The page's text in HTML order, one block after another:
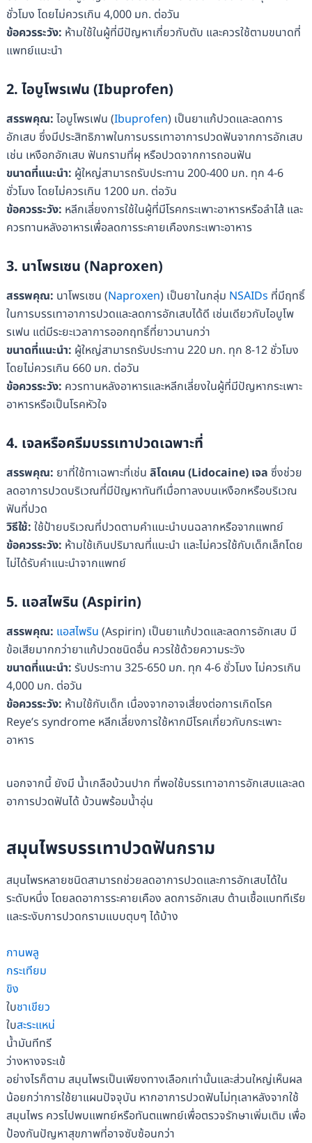
ชั่วโมง โดยไม่ควรเกิน 4,000 มก. ต่อวัน
ข้อควรระวัง: ห้ามใช้ในผู้ที่มีปัญหาเกี่ยวกับตับ และควรใช้ตามขนาดที่
แพทย์แนะนำ
2. ไอบูโพรเฟน (Ibuprofen)
สรรพคุณ: ไอบูโพรเฟน (Ibuprofen) เป็นยาแก้ปวดและลดการ
อักเสบ ซึ่งมีประสิทธิภาพในการบรรเทาอาการปวดฟันจากการอักเสบ
เช่น เหงือกอักเสบ ฟันกรามที่ผุ หรือปวดจากการถอนฟัน
ขนาดที่แนะนำ: ผู้ใหญ่สามารถรับประทาน 200-400 มก. ทุก 4-6
ชั่วโมง โดยไม่ควรเกิน 1200 มก. ต่อวัน
ข้อควรระวัง: หลีกเลี่ยงการใช้ในผู้ที่มีโรคกระเพาะอาหารหรือลำไส้ และ
ควรทานหลังอาหารเพื่อลดการระคายเคืองกระเพาะอาหาร
3. นาโพรเซน (Naproxen)
สรรพคุณ: นาโพรเซน (Naproxen) เป็นยาในกลุ่ม NSAIDs ที่มีฤทธิ์
ในการบรรเทาอาการปวดและลดการอักเสบได้ดี เช่นเดียวกับไอบูโพ
รเฟน แต่มีระยะเวลาการออกฤทธิ์ที่ยาวนานกว่า
ขนาดที่แนะนำ: ผู้ใหญ่สามารถรับประทาน 220 มก. ทุก 8-12 ชั่วโมง
โดยไม่ควรเกิน 660 มก. ต่อวัน
ข้อควรระวัง: ควรทานหลังอาหารและหลีกเลี่ยงในผู้ที่มีปัญหากระเพาะ
อาหารหรือเป็นโรคหัวใจ
4. เจลหรือครีมบรรเทาปวดเฉพาะที่
สรรพคุณ: ยาที่ใช้ทาเฉพาะที่เช่น ลิโดเคน (Lidocaine) เจล ซึ่งช่วย
ลดอาการปวดบริเวณที่มีปัญหาทันทีเมื่อทาลงบนเหงือกหรือบริเวณ
ฟันที่ปวด
วิธีใช้: ใช้ป้ายบริเวณที่ปวดตามคำแนะนำบนฉลากหรือจากแพทย์
ข้อควรระวัง: ห้ามใช้เกินปริมาณที่แนะนำ และไม่ควรใช้กับเด็กเล็กโดย
ไม่ได้รับคำแนะนำจากแพทย์
5. แอสไพริน (Aspirin)
สรรพคุณ: แอสไพริน (Aspirin) เป็นยาแก้ปวดและลดการอักเสบ มี
ข้อเสียมากกว่ายาแก้ปวดชนิดอื่น ควรใช้ด้วยความระวัง
ขนาดที่แนะนำ: รับประทาน 325-650 มก. ทุก 4-6 ชั่วโมง ไม่ควรเกิน
4,000 มก. ต่อวัน
ข้อควรระวัง: ห้ามใช้กับเด็ก เนื่องจากอาจเสี่ยงต่อการเกิดโรค
Reye’s syndrome หลีกเลี่ยงการใช้หากมีโรคเกี่ยวกับกระเพาะ
อาหาร
นอกจากนี้ ยังมี น้ำเกลือบ้วนปาก ที่พอใช้บรรเทาอาการอักเสบและลด
อาการปวดฟันได้ บ้วนพร้อมน้ำอุ่น
สมุนไพรบรรเทาปวดฟันกราม
สมุนไพรหลายชนิดสามารถช่วยลดอาการปวดและการอักเสบได้ใน
ระดับหนึ่ง โดยลดอาการระคายเคือง ลดการอักเสบ ต้านเชื้อแบททีเรีย
และระงับการปวดกรามแบบตุบๆ ได้บ้าง
กานพลู
กระเทียม
ขิง
ใบชาเขียว
ใบสะระแหน่
น้ำมันทีทรี
ว่างหางจระเข้
อย่างไรก็ตาม สมุนไพรเป็นเพียงทางเลือกเท่านั้นและส่วนใหญ่เห็นผล
น้อยกว่าการใช้ยาแผนปัจจุบัน หากอาการปวดฟันไม่ทุเลาหลังจากใช้
สมุนไพร ควรไปพบแพทย์หรือทันตแพทย์เพื่อตรวจรักษาเพิ่มเติม เพื่อ
ป้องกันปัญหาสุขภาพที่อาจซับซ้อนกว่า